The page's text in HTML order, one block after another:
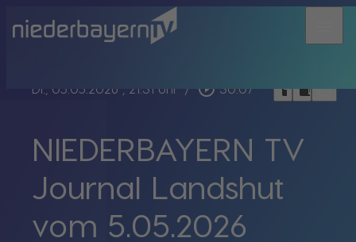
Di., 05.05.2026 , 21:31 Uhr / play_circle_outline 30:07 headphoneschrome_reader_modebookmark_border
NIEDERBAYERN TV
Journal Landshut
vom 5.05.2026